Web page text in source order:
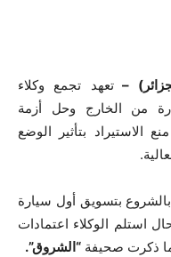
–تعهد تجمع وكلاء
من الخارج وحل أزمة
منع الاستيراد بتأثير الوضع
بالشروع بتسويق أول سيارة
استلم الوكلاء اعتمادات
ذكرت صحيفة “الشروق”.